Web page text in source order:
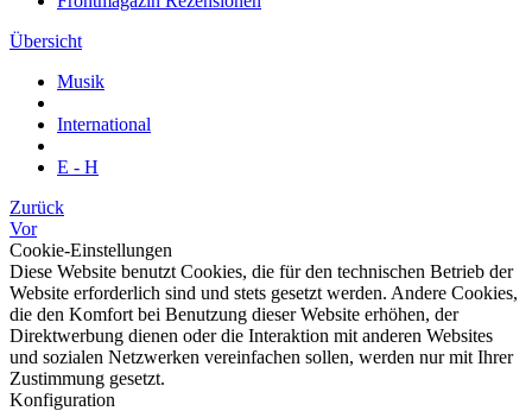
Übersicht
Musik
International
E - H
Zurück
Vor
Cookie-Einstellungen
Diese Website benutzt Cookies, die für den technischen Betrieb der
Website erforderlich sind und stets gesetzt werden. Andere Cookies,
die den Komfort bei Benutzung dieser Website erhöhen, der
Direktwerbung dienen oder die Interaktion mit anderen Websites
und sozialen Netzwerken vereinfachen sollen, werden nur mit Ihrer
Zustimmung gesetzt.
Konfiguration